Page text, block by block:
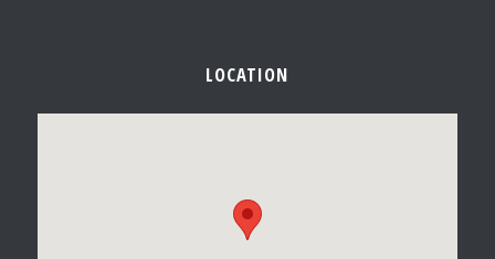
LOCATION